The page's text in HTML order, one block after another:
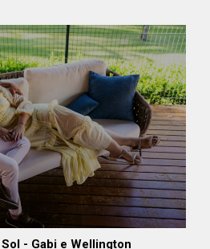
- Gabi e Wellington